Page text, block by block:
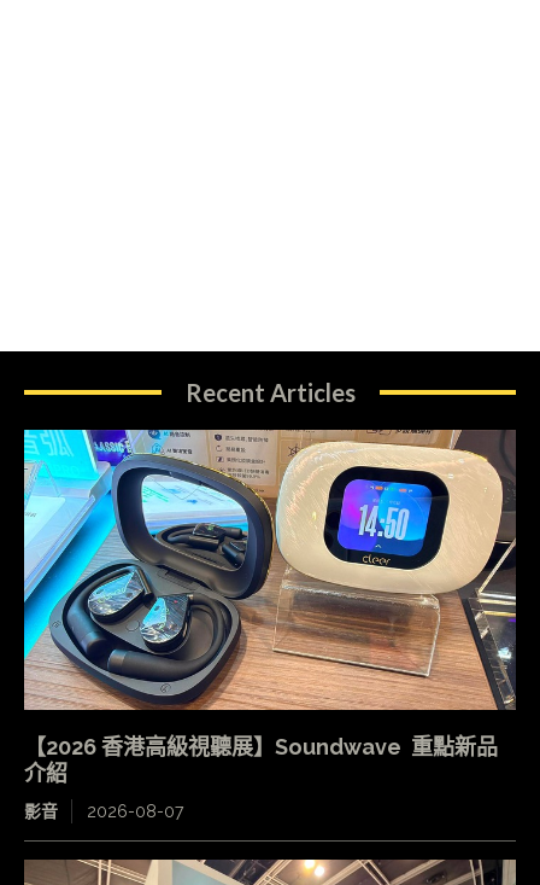
Recent Articles
【2026 香港高級視聽展】Soundwave 重點新品
介紹
影音 2026-08-07